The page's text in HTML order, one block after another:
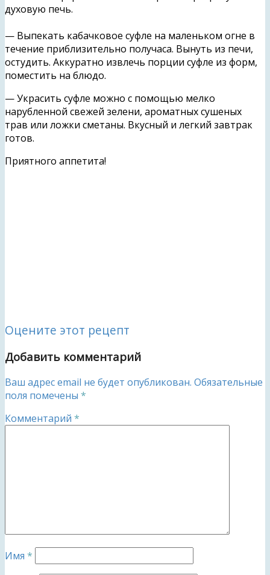
духовую печь.
— Выпекать кабачковое суфле на маленьком огне в
течение приблизительно получаса. Вынуть из печи,
остудить. Аккуратно извлечь порции суфле из форм,
поместить на блюдо.
— Украсить суфле можно с помощью мелко
нарубленной свежей зелени, ароматных сушеных
трав или ложки сметаны. Вкусный и легкий завтрак
готов.
Приятного аппетита!
Оцените этот рецепт
Добавить комментарий
Ваш адрес email не будет опубликован. Обязательные
поля помечены *
Комментарий *
Имя *